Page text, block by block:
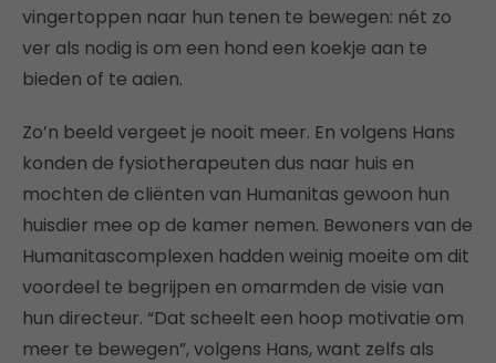
vingertoppen naar hun tenen te bewegen: nét zo
ver als nodig is om een hond een koekje aan te
bieden of te aaien.
Zo’n beeld vergeet je nooit meer. En volgens Hans
konden de fysiotherapeuten dus naar huis en
mochten de cliënten van Humanitas gewoon hun
huisdier mee op de kamer nemen. Bewoners van de
Humanitascomplexen hadden weinig moeite om dit
voordeel te begrijpen en omarmden de visie van
hun directeur. “Dat scheelt een hoop motivatie om
meer te bewegen”, volgens Hans, want zelfs als